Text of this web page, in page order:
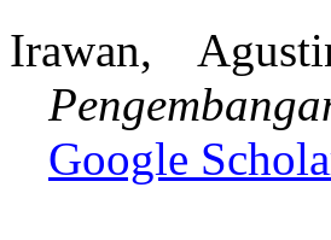
Irawan,
Google